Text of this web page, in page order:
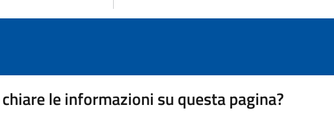
le informazioni su questa pagina?